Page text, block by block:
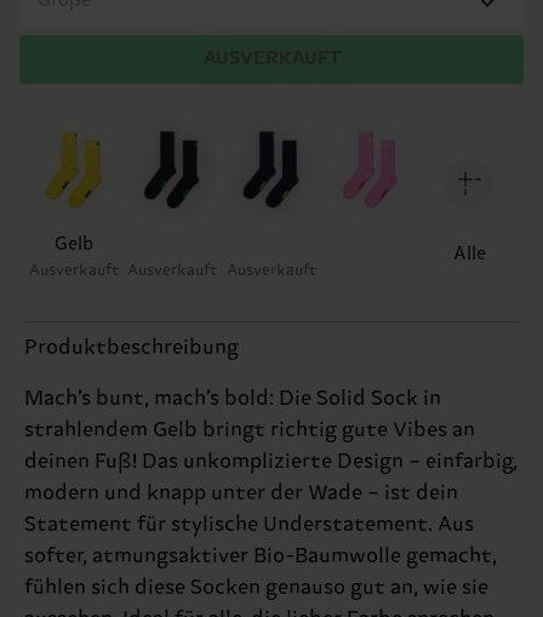
Gelb
Ausverkauft Ausverkauft Ausverkauft
Alle
Produktbeschreibung
Mach’s bunt, mach’s bold: Die Solid Sock in
strahlendem Gelb bringt richtig gute Vibes an
deinen Fuß! Das unkomplizierte Design – einfarbig,
modern und knapp unter der Wade – ist dein
Statement für stylische Understatement. Aus
softer, atmungsaktiver Bio-Baumwolle gemacht,
fühlen sich diese Socken genauso gut an, wie sie